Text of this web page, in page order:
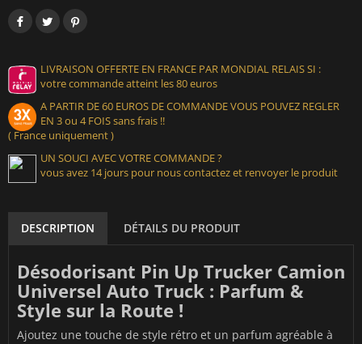
LIVRAISON OFFERTE EN FRANCE PAR MONDIAL RELAIS SI :
votre commande atteint les 80 euros
A PARTIR DE 60 EUROS DE COMMANDE VOUS POUVEZ REGLER
EN 3 ou 4 FOIS sans frais !!
( France uniquement )
UN SOUCI AVEC VOTRE COMMANDE ?
vous avez 14 jours pour nous contactez et renvoyer le produit
DESCRIPTION DÉTAILS DU PRODUIT
Désodorisant Pin Up Trucker Camion
Universel Auto Truck : Parfum &
Style sur la Route !
Ajoutez une touche de style rétro et un parfum agréable à